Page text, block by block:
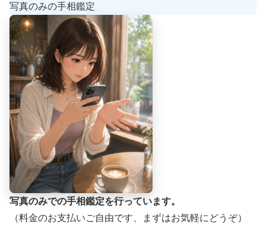
写真のみの手相鑑定
写真のみでの手相鑑定を行っています。
（料金のお支払いご自由です、まずはお気軽にどうぞ）